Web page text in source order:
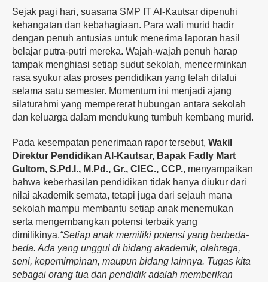
Sejak pagi hari, suasana SMP IT Al-Kautsar dipenuhi
kehangatan dan kebahagiaan. Para wali murid hadir
dengan penuh antusias untuk menerima laporan hasil
belajar putra-putri mereka. Wajah-wajah penuh harap
tampak menghiasi setiap sudut sekolah, mencerminkan
rasa syukur atas proses pendidikan yang telah dilalui
selama satu semester. Momentum ini menjadi ajang
silaturahmi yang mempererat hubungan antara sekolah
dan keluarga dalam mendukung tumbuh kembang murid.
Pada kesempatan penerimaan rapor tersebut, Wakil
Direktur Pendidikan Al-Kautsar, Bapak Fadly Mart
Gultom, S.Pd.I., M.Pd., Gr., CIEC., CCP., menyampaikan
bahwa keberhasilan pendidikan tidak hanya diukur dari
nilai akademik semata, tetapi juga dari sejauh mana
sekolah mampu membantu setiap anak menemukan
serta mengembangkan potensi terbaik yang
dimilikinya.“Setiap anak memiliki potensi yang berbeda-
beda. Ada yang unggul di bidang akademik, olahraga,
seni, kepemimpinan, maupun bidang lainnya. Tugas kita
sebagai orang tua dan pendidik adalah memberikan